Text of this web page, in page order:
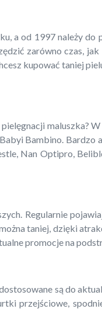
a od 1997 należy do
zarówno czas, jak
kupować taniej
maluszka?
Bambino.
Nan Optipro,
Regularnie
taniej, dzięki
promocje na
są do
przejściowe,